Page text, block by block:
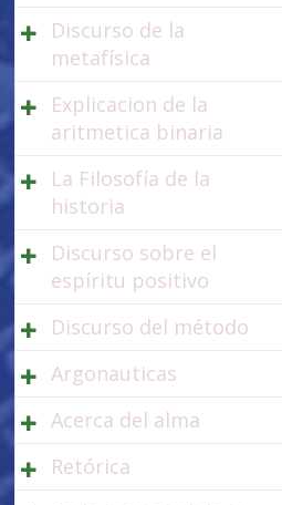
Discurso de la
metafísica
Explicacion de la
aritmetica binaria
La Filosofía de la
historia
Discurso sobre el
espíritu positivo
Discurso del método
Argonauticas
Acerca del alma
Retórica